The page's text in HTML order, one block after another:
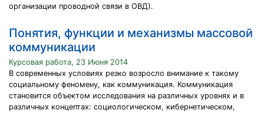
организации проводной связи в ОВД).
Понятия, функции и механизмы массовой
коммуникации
Курсовая работа, 23 Июня 2014
В современных условиях резко возросло внимание к такому
социальному феномену, как коммуникация. Коммуникация
становится объектом исследования на различных уровнях и в
различных концептах: социологическом, кибернетическом,